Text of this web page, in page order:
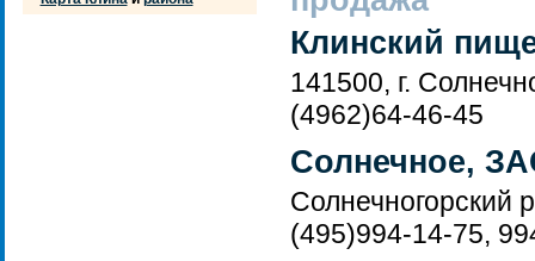
Клинский
141500, г.
(4962)64-46-45
Солнечное,
Солнечногорский
(495)994-14-75,